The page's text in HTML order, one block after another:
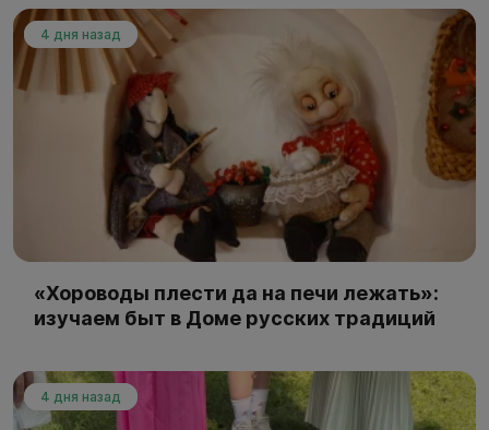
4 дня назад
«Хороводы плести да на печи лежать»:
изучаем быт в Доме русских традиций
4 дня назад